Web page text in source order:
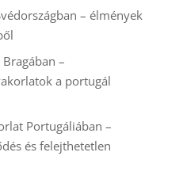
– élmények
–
a portugál
Portugáliában –
és felejthetetlen